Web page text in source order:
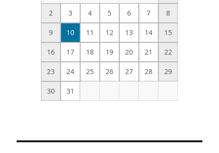
2 3 4 5 6 7 8
9 10 11 12 13 14 15
16 17 18 19 20 21 22
23 24 25 26 27 28 29
30 31